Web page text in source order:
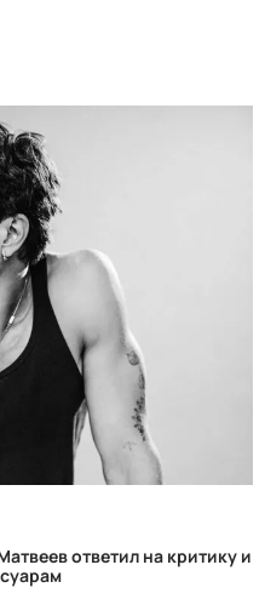
ответил на критику и